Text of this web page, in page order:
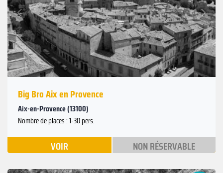
Précédent
Suivant
Big Bro Aix en Provence
Aix-en-Provence (13100)
Nombre de places : 1-30 pers.
VOIR NON RÉSERVABLE